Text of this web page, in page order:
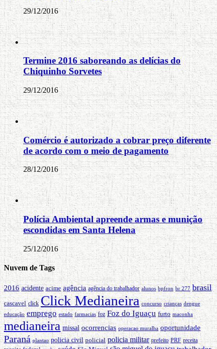
29/12/2016
Termine 2016 saboreando as delícias do
Chiquinho Sorvetes
29/12/2016
Comércio é autorizado a cobrar preço diferente
de acordo com o meio de pagamento
28/12/2016
Polícia Ambiental apreende armas e munição
escondidas em Santa Helena
25/12/2016
Nuvem de Tags
2016 acidente acime agência agência do trabalhador alunos bpfron br 277 brasil
cascavel click Click Medianeira concurso crianças dengue
educação emprego estado farmacias foz Foz do Iguaçu furto maconha
medianeira missal ocorrencias operacao muralha oportunidade
Paraná plantao policia civil policial policia militar prefeito PRF receita